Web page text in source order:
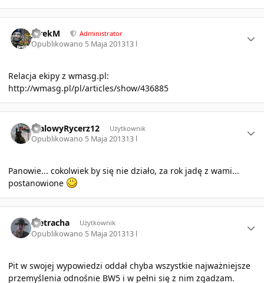
JarekM Administrator
Opublikowano 5 Maja 201313 l
Relacja ekipy z wmasg.pl:
http://wmasg.pl/pl/articles/show/436885
StalowyRycerz12 Użytkownik
Opublikowano 5 Maja 201313 l
Panowie... cokolwiek by się nie działo, za rok jadę z wami...
postanowione
Pietracha Użytkownik
Opublikowano 5 Maja 201313 l
Pit w swojej wypowiedzi oddał chyba wszystkie najważniejsze
przemyślenia odnośnie BW5 i w pełni się z nim zgadzam.